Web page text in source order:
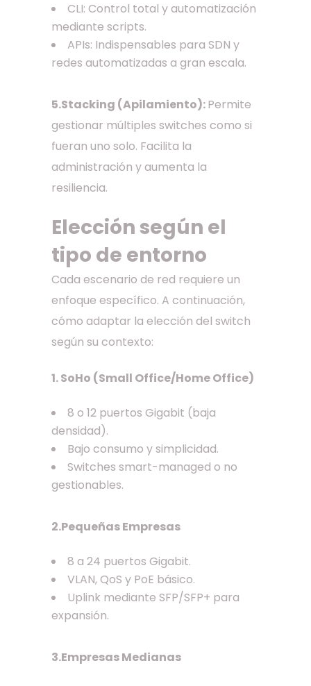
CLI: Control total y automatización
mediante scripts.
APIs: Indispensables para SDN y
redes automatizadas a gran escala.
5.Stacking (Apilamiento):Permite
gestionar múltiples switches como si
fueran uno solo. Facilita la
administración y aumenta la
resiliencia.
Elección según el
tipo de entorno
Cada escenario de red requiere un
enfoque específico. A continuación,
cómo adaptar la elección del switch
según su contexto:
1. SoHo (Small Office/Home Office)
8 o 12 puertos Gigabit (baja
densidad).
Bajo consumo y simplicidad.
Switches smart-managed o no
gestionables.
2.Pequeñas Empresas
8 a 24 puertos Gigabit.
VLAN, QoS y PoE básico.
Uplink mediante SFP/SFP+ para
expansión.
3.Empresas Medianas